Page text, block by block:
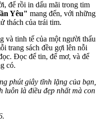
để rồi in dấu mãi trong tim
Yêu" mang đến, với những
thách của trái tim.
và tinh tế của một người thấu
trang sách đều gợi lên nỗi
Đọc để tin, để mơ, và để
có.
phút giây tĩnh lặng của bạn,
luôn là điều đẹp nhất mà con